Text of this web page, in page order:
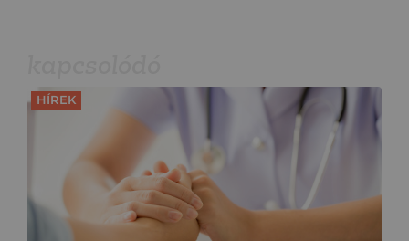
HÍREK